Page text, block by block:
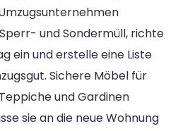
und Sondermüll, richte
ein und erstelle eine Liste
Sichere Möbel für
und Gardinen
sie an die neue Wohnung